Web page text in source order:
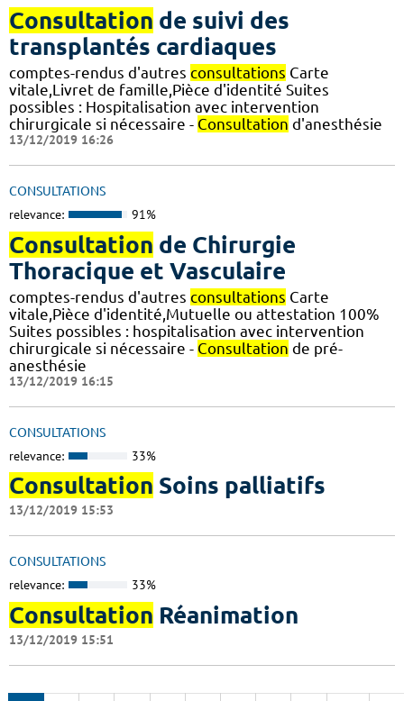
Consultation de suivi des
transplantés cardiaques
comptes-rendus d'autres consultations Carte
vitale,Livret de famille,Pièce d'identité Suites
possibles : Hospitalisation avec intervention
chirurgicale si nécessaire - Consultation d'anesthésie
13/12/2019 16:26
CONSULTATIONS
relevance: 91%
Consultation de Chirurgie
Thoracique et Vasculaire
comptes-rendus d'autres consultations Carte
vitale,Pièce d'identité,Mutuelle ou attestation 100%
Suites possibles : hospitalisation avec intervention
chirurgicale si nécessaire - Consultation de pré-
anesthésie
13/12/2019 16:15
CONSULTATIONS
relevance: 33%
Consultation Soins palliatifs
13/12/2019 15:53
CONSULTATIONS
relevance: 33%
Consultation Réanimation
13/12/2019 15:51